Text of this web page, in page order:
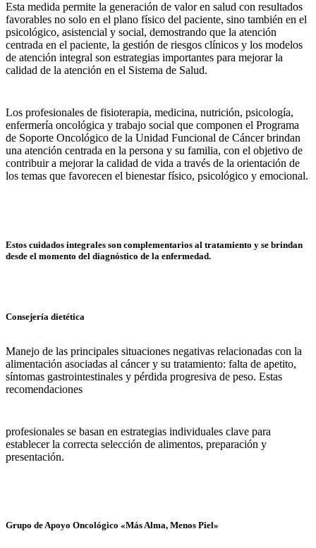
Esta medida permite la generación de valor en salud con resultados
favorables no solo en el plano físico del paciente, sino también en el
psicológico, asistencial y social, demostrando que la atención
centrada en el paciente, la gestión de riesgos clínicos y los modelos
de atención integral son estrategias importantes para mejorar la
calidad de la atención en el Sistema de Salud.
Los profesionales de fisioterapia, medicina, nutrición, psicología,
enfermería oncológica y trabajo social que componen el Programa
de Soporte Oncológico de la Unidad Funcional de Cáncer brindan
una atención centrada en la persona y su familia, con el objetivo de
contribuir a mejorar la calidad de vida a través de la orientación de
los temas que favorecen el bienestar físico, psicológico y emocional.
Estos cuidados integrales son complementarios al tratamiento y se brindan
desde el momento del diagnóstico de la enfermedad.
Consejería dietética
Manejo de las principales situaciones negativas relacionadas con la
alimentación asociadas al cáncer y su tratamiento: falta de apetito,
síntomas gastrointestinales y pérdida progresiva de peso. Estas
recomendaciones
profesionales se basan en estrategias individuales clave para
establecer la correcta selección de alimentos, preparación y
presentación.
Grupo de Apoyo Oncológico «Más Alma, Menos Piel»